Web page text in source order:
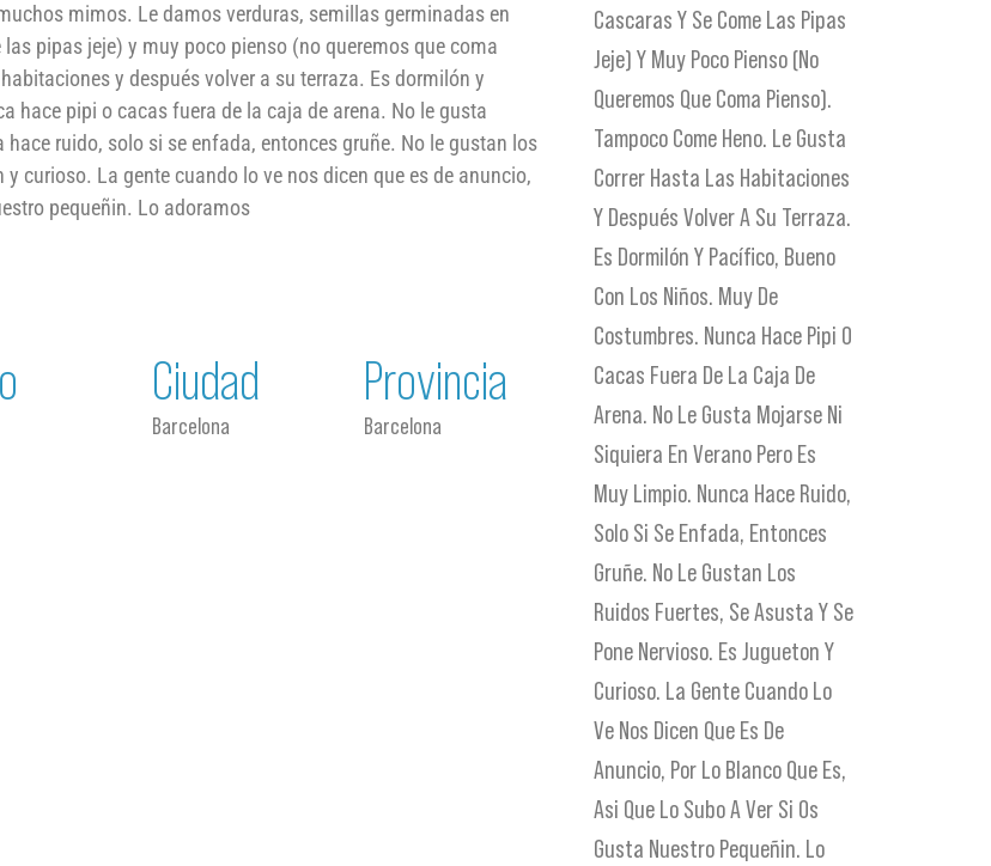
mimos. Le damos verduras, semillas germinadas en
pipas jeje) y muy poco pienso (no queremos que coma
y después volver a su terraza. Es dormilón y
hace pipi o cacas fuera de la caja de arena. No le gusta
ruido, solo si se enfada, entonces gruñe. No le gustan los
curioso. La gente cuando lo ve nos dicen que es de anuncio,
pequeñin. Lo adoramos
Ciudad
Barcelona
Provincia
Barcelona
Cascaras Y Se Come Las Pipas
Jeje) Y Muy Poco Pienso (no
Queremos Que Coma Pienso).
Tampoco Come Heno. Le Gusta
Correr Hasta Las Habitaciones
Y Después Volver A Su Terraza.
Es Dormilón Y Pacífico, Bueno
Con Los Niños. Muy De
Costumbres. Nunca Hace Pipi O
Cacas Fuera De La Caja De
Arena. No Le Gusta Mojarse Ni
Siquiera En Verano Pero Es
Muy Limpio. Nunca Hace Ruido,
Solo Si Se Enfada, Entonces
Gruñe. No Le Gustan Los
Ruidos Fuertes, Se Asusta Y Se
Pone Nervioso. Es Jugueton Y
Curioso. La Gente Cuando Lo
Ve Nos Dicen Que Es De
Anuncio, Por Lo Blanco Que Es,
Asi Que Lo Subo A Ver Si Os
Gusta Nuestro Pequeñin. Lo